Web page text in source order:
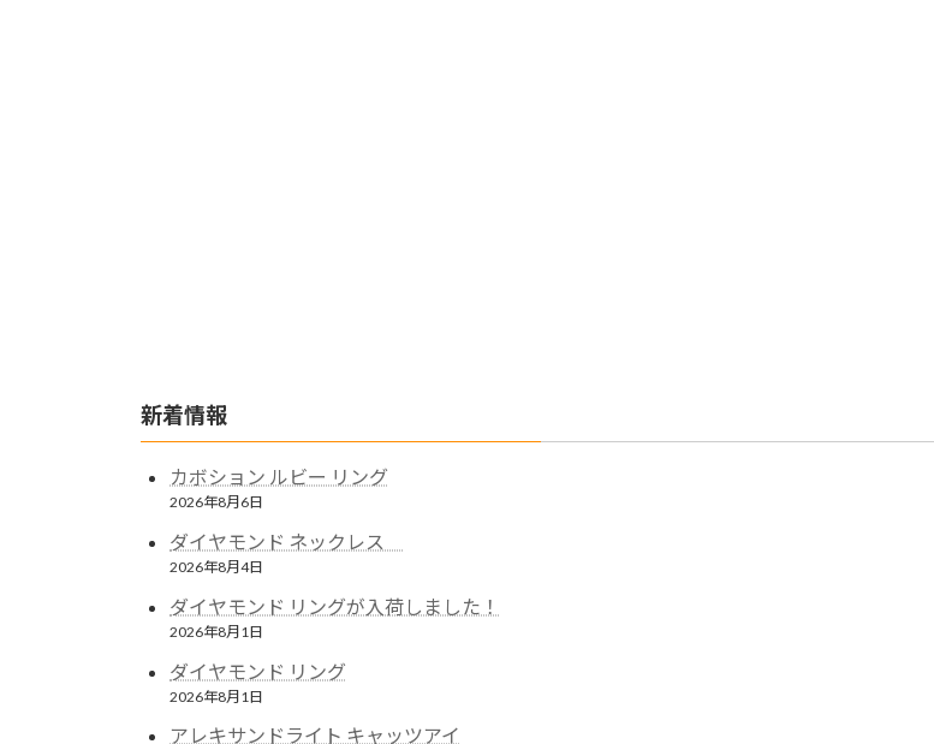
新着情報
カボション ルビー リング
2026年8月6日
ダイヤモンド ネックレス
2026年8月4日
ダイヤモンド リングが入荷しました！
2026年8月1日
ダイヤモンド リング
2026年8月1日
アレキサンドライト キャッツアイ